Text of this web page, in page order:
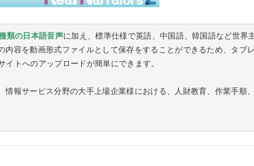
類の日本語音声に加え、標準仕様で英語、中国語、韓国語など世界
内容を動画形式ファイルとして保存をすることができるため、タブ
イトへのアップロードが簡単にできます。
情報サービス分野の大手上場企業様における、人財教育、作業手順